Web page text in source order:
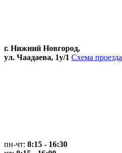
г. Нижний Новгород,
ул. Чаадаева, 1у/1 Схема проезда
пн-чт: 8:15 - 16:30